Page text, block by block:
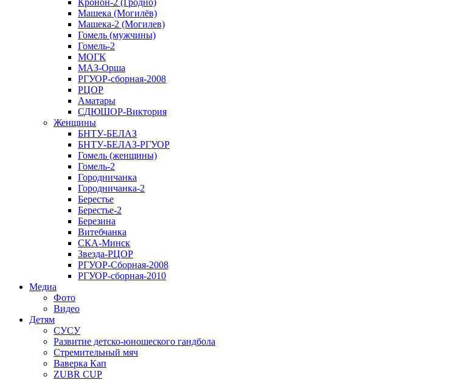
Кронон-2 (Гродно)
Машека (Могилёв)
Машека-2 (Могилев)
Гомель (мужчины)
Гомель-2
МОГК
МАЗ-Орша
РГУОР-сборная-2008
РЦОР
Аматары
СДЮШОР-Виктория
Женщины
БНТУ-БЕЛАЗ
БНТУ-БЕЛАЗ-РГУОР
Гомель (женщины)
Гомель-2
Городничанка
Городничанка-2
Берестье
Берестье-2
Березина
Витебчанка
СКА-Минск
Звезда-РЦОР
РГУОР-Сборная-2008
РГУОР-сборная-2010
Медиа
Фото
Видео
Детям
СУСУ
Развитие детско-юношеского гандбола
Стремительный мяч
Ваверка Кап
ZUBR CUP